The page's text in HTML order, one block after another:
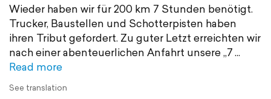
Wieder haben wir für 200 km 7 Stunden benötigt.
Trucker, Baustellen und Schotterpisten haben
ihren Tribut gefordert. Zu guter Letzt erreichten wir
nach einer abenteuerlichen Anfahrt unsere „7
Read more
See translation